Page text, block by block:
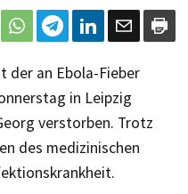
der an Ebola-Fieber
in Leipzig
verstorben. Trotz
des medizinischen